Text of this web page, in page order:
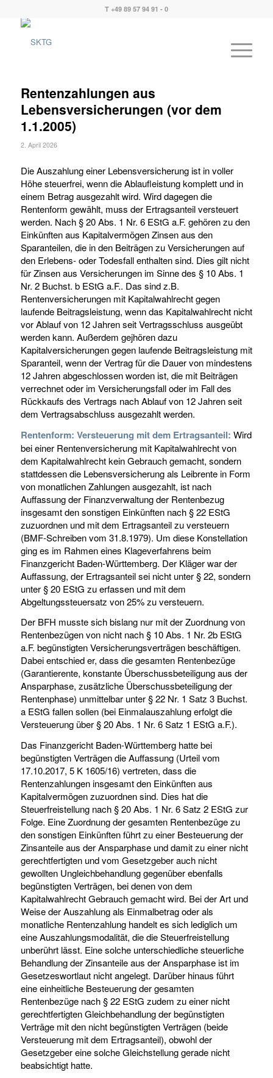
T +49 89 57 94 91 - 0
Rentenzahlungen aus
Lebensversicherungen (vor dem
1.1.2005)
2. April 2026
Die Auszahlung einer Lebensversicherung ist in voller
Höhe steuerfrei, wenn die Ablaufleistung komplett und in
einem Betrag ausgezahlt wird. Wird dagegen die
Rentenform gewählt, muss der Ertragsanteil versteuert
werden. Nach § 20 Abs. 1 Nr. 6 EStG a.F. gehören zu den
Einkünften aus Kapitalvermögen Zinsen aus den
Sparanteilen, die in den Beiträgen zu Versicherungen auf
den Erlebens- oder Todesfall enthalten sind. Dies gilt nicht
für Zinsen aus Versicherungen im Sinne des § 10 Abs. 1
Nr. 2 Buchst. b EStG a.F.. Das sind z.B.
Rentenversicherungen mit Kapitalwahlrecht gegen
laufende Beitragsleistung, wenn das Kapitalwahlrecht nicht
vor Ablauf von 12 Jahren seit Vertragsschluss ausgeübt
werden kann. Außerdem gejhören dazu
Kapitalversicherungen gegen laufende Beitragsleistung mit
Sparanteil, wenn der Vertrag für die Dauer von mindestens
12 Jahren abgeschlossen worden ist, die mit Beiträgen
verrechnet oder im Versicherungsfall oder im Fall des
Rückkaufs des Vertrags nach Ablauf von 12 Jahren seit
dem Vertragsabschluss ausgezahlt werden.
Rentenform: Versteuerung mit dem Ertragsanteil: Wird
bei einer Rentenversicherung mit Kapitalwahlrecht von
dem Kapitalwahlrecht kein Gebrauch gemacht, sondern
stattdessen die Lebensversicherung als Leibrente in Form
von monatlichen Zahlungen ausgezahlt, ist nach
Auffassung der Finanzverwaltung der Rentenbezug
insgesamt den sonstigen Einkünften nach § 22 EStG
zuzuordnen und mit dem Ertragsanteil zu versteuern
(BMF-Schreiben vom 31.8.1979). Um diese Konstellation
ging es im Rahmen eines Klageverfahrens beim
Finanzgericht Baden-Württemberg. Der Kläger war der
Auffassung, der Ertragsanteil sei nicht unter § 22, sondern
unter § 20 EStG zu erfassen und mit dem
Abgeltungssteuersatz von 25% zu versteuern.
Der BFH musste sich bislang nur mit der Zuordnung von
Rentenbezügen von nicht nach § 10 Abs. 1 Nr. 2b EStG
a.F. begünstigten Versicherungsverträgen beschäftigen.
Dabei entschied er, dass die gesamten Rentenbezüge
(Garantierente, konstante Überschussbeteiligung aus der
Ansparphase, zusätzliche Überschussbeteiligung der
Rentenphase) unmittelbar unter § 22 Nr. 1 Satz 3 Buchst.
a EStG fallen sollen (bei Einmalauszahlung erfolgt die
Versteuerung über § 20 Abs. 1 Nr. 6 Satz 1 EStG a.F.).
Das Finanzgericht Baden-Württemberg hatte bei
begünstigten Verträgen die Auffassung (Urteil vom
17.10.2017, 5 K 1605/16) vertreten, dass die
Rentenzahlungen insgesamt den Einkünften aus
Kapitalvermögen zuzuordnen sind. Dies hat die
Steuerfreistellung nach § 20 Abs. 1 Nr. 6 Satz 2 EStG zur
Folge. Eine Zuordnung der gesamten Rentenbezüge zu
den sonstigen Einkünften führt zu einer Besteuerung der
Zinsanteile aus der Ansparphase und damit zu einer nicht
gerechtfertigten und vom Gesetzgeber auch nicht
gewollten Ungleichbehandlung gegenüber ebenfalls
begünstigten Verträgen, bei denen von dem
Kapitalwahlrecht Gebrauch gemacht wird. Bei der Art und
Weise der Auszahlung als Einmalbetrag oder als
monatliche Rentenzahlung handelt es sich lediglich um
eine Auszahlungsmodalität, die die Steuerfreistellung
unberührt lässt. Eine solche unterschiedliche steuerliche
Behandlung der Zinsanteile aus der Ansparphase ist im
Gesetzeswortlaut nicht angelegt. Darüber hinaus führt
eine einheitliche Besteuerung der gesamten
Rentenbezüge nach § 22 EStG zudem zu einer nicht
gerechtfertigten Gleichbehandlung der begünstigten
Verträge mit den nicht begünstigten Verträgen (beide
Versteuerung mit dem Ertragsanteil), obwohl der
Gesetzgeber eine solche Gleichstellung gerade nicht
beabsichtigt hatte.